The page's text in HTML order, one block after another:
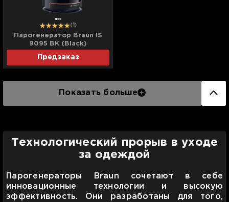
(1)
Парогенератор Braun IS
9095 BK (Black)
Предзаказ
Показать больше
Технологический прорыв в уходе
за одеждой
Парогенераторы Braun сочетают в себе
инновационные технологии и высокую
эффективность. Они разработаны для того,